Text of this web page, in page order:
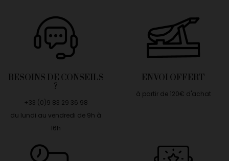
BESOINS DE CONSEILS
?
+33 (0)9 83 29 36 98
du lundi au vendredi de 9h à
16h
ENVOI OFFERT
à partir de 120€ d'achat